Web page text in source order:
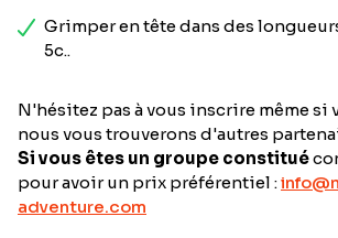
Grimper en tête dans des
5c..
N'hésitez pas à vous inscrire même si
nous vous trouverons d'autres
Si vous êtes un groupe constitué
pour avoir un prix préférentiel :
adventure.com